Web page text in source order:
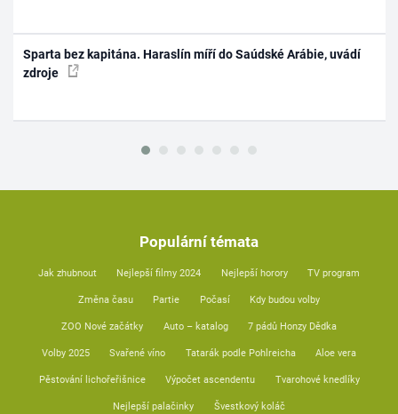
Sparta bez kapitána. Haraslín míří do Saúdské Arábie, uvádí
zdroje
Populární témata
Jak zhubnout Nejlepší filmy 2024 Nejlepší horory TV program
Změna času Partie Počasí Kdy budou volby
ZOO Nové začátky Auto – katalog 7 pádů Honzy Dědka
Volby 2025 Svařené víno Tatarák podle Pohlreicha Aloe vera
Pěstování lichořeřišnice Výpočet ascendentu Tvarohové knedlíky
Nejlepší palačinky Švestkový koláč